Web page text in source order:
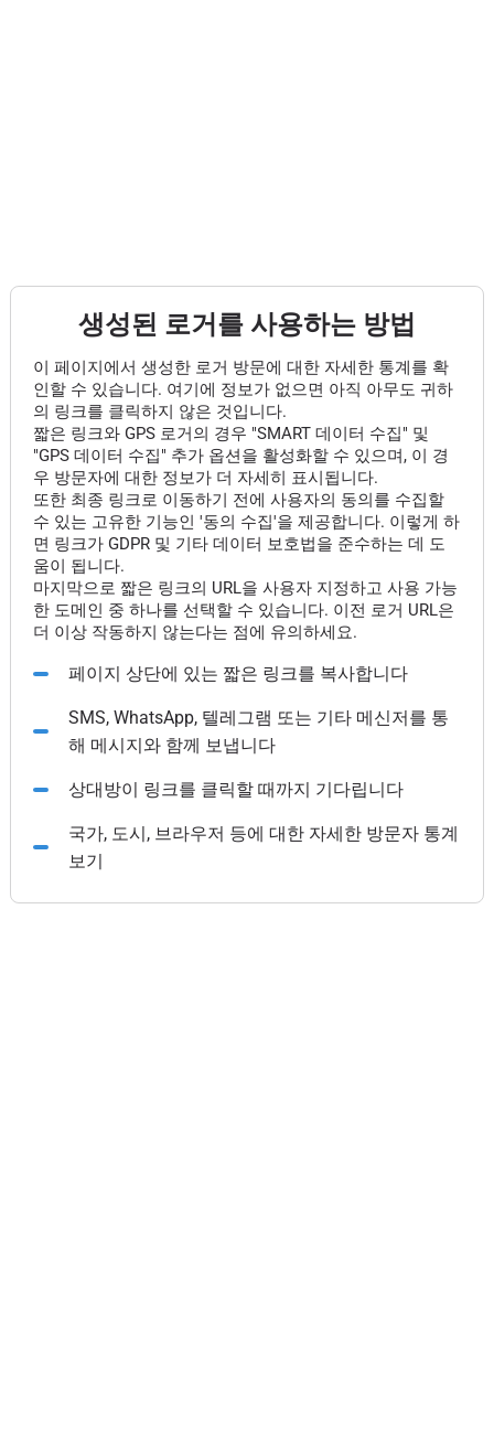
생성된 로거를 사용하는 방법
이 페이지에서 생성한 로거 방문에 대한 자세한 통계를 확
인할 수 있습니다. 여기에 정보가 없으면 아직 아무도 귀하
의 링크를 클릭하지 않은 것입니다.
짧은 링크와 GPS 로거의 경우 "SMART 데이터 수집" 및
"GPS 데이터 수집" 추가 옵션을 활성화할 수 있으며, 이 경
우 방문자에 대한 정보가 더 자세히 표시됩니다.
또한 최종 링크로 이동하기 전에 사용자의 동의를 수집할
수 있는 고유한 기능인 '동의 수집'을 제공합니다. 이렇게 하
면 링크가 GDPR 및 기타 데이터 보호법을 준수하는 데 도
움이 됩니다.
마지막으로 짧은 링크의 URL을 사용자 지정하고 사용 가능
한 도메인 중 하나를 선택할 수 있습니다. 이전 로거 URL은
더 이상 작동하지 않는다는 점에 유의하세요.
페이지 상단에 있는 짧은 링크를 복사합니다
SMS, WhatsApp, 텔레그램 또는 기타 메신저를 통
해 메시지와 함께 보냅니다
상대방이 링크를 클릭할 때까지 기다립니다
국가, 도시, 브라우저 등에 대한 자세한 방문자 통계
보기